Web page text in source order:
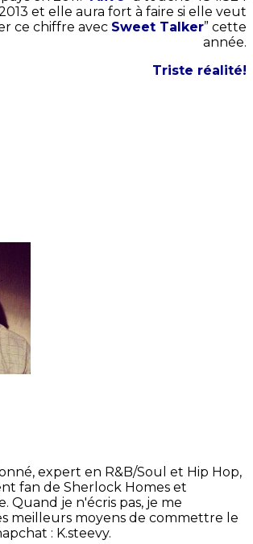
et elle aura fort à faire si elle veut
ce chiffre avec Sweet Talker” cette
année.
Triste réalité!
expert en R&B/Soul et Hip Hop,
fan de Sherlock Homes et
Quand je n'écris pas, je me
meilleurs moyens de commettre le
: K.steevy.